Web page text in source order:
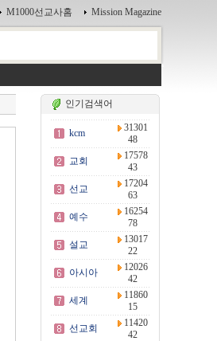
M1000선교사홈 Mission Magazine
인기검색어
kcm
31301
48
교회
17578
43
선교
17204
63
예수
16254
78
설교
13017
22
아시아
12026
42
세계
11860
15
선교회
11420
42